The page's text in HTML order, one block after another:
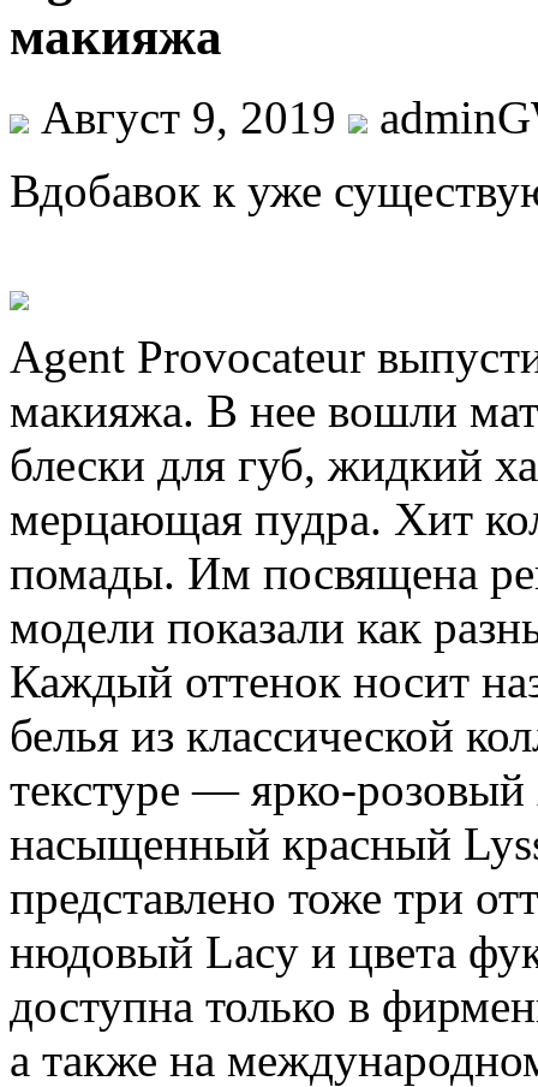
макияжа
Август 9, 2019
Вдoбaвoк к уже
Agent Provocateur
макияжа. В нее вошли
блески для губ, жидкий
мерцающая пудра. Хит
помады. Им посвящена
модели показали как
Каждый оттенок носит
белья из классической
текстуре — ярко-
насыщенный красный
представлено тоже три
нюдовый Lacy и цвета
доступна только в
а также на